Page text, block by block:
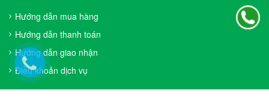
Hướng dẫn mua hàng
Hướng dẫn thanh toán
Hướng dẫn giao nhận
Điều khoản dịch vụ